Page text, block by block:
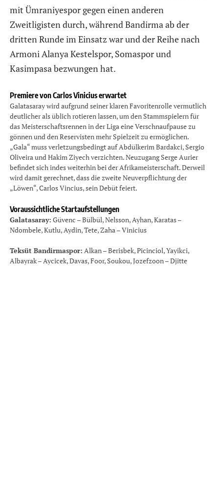
mit Ümraniyespor gegen einen anderen
Zweitligisten durch, während Bandirma ab der
dritten Runde im Einsatz war und der Reihe nach
Armoni Alanya Kestelspor, Somaspor und
Kasimpasa bezwungen hat.
Premiere von Carlos Vinicius erwartet
Galatasaray wird aufgrund seiner klaren Favoritenrolle vermutlich
deutlicher als üblich rotieren lassen, um den Stammspielern für
das Meisterschaftsrennen in der Liga eine Verschnaufpause zu
gönnen und den Reservisten mehr Spielzeit zu ermöglichen.
„Gala“ muss verletzungsbedingt auf Abdülkerim Bardakci, Sergio
Oliveira und Hakim Ziyech verzichten. Neuzugang Serge Aurier
befindet sich indes weiterhin bei der Afrikameisterschaft. Derweil
wird damit gerechnet, dass die zweite Neuverpflichtung der
„Löwen“, Carlos Vincius, sein Debüt feiert.
Voraussichtliche Startaufstellungen
Galatasaray: Güvenc – Bülbül, Nelsson, Ayhan, Karatas –
Ndombele, Kutlu, Aydin, Tete, Zaha – Vinicius
Teksüt Bandirmaspor: Alkan – Berisbek, Picinciol, Yayikci,
Albayrak – Aycicek, Davas, Foor, Soukou, Jozefzoon – Djitte